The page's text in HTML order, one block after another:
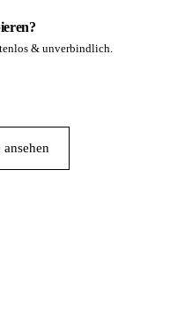
& unverbindlich.